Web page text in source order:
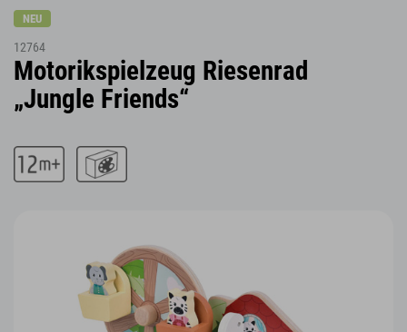
NEU
12764
Motorikspielzeug Riesenrad
„Jungle Friends“